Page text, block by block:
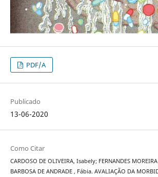
PDF/A
Publicado
13-06-2020
Como Citar
CARDOSO DE OLIVEIRA, Isabely; FERNANDES
BARBOSA DE ANDRADE , Fábia. AVALIAÇÃO DA